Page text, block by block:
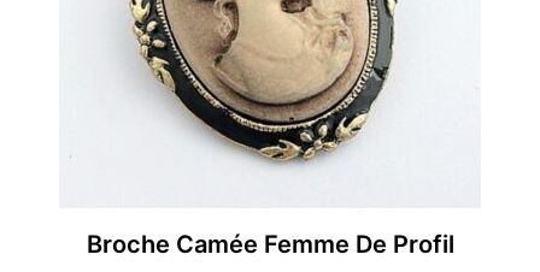
Broche Camée Femme De Profil